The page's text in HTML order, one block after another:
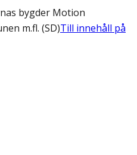
bygder Motion
m.fl. (SD)Till innehåll på